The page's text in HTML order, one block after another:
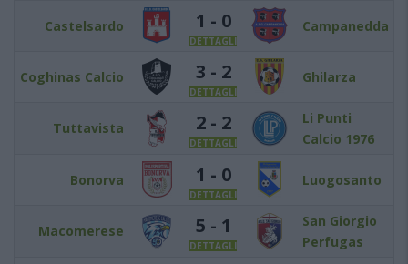
Castelsardo 1 - 0
DETTAGLI
Campanedda
Coghinas Calcio 3 - 2
DETTAGLI
Ghilarza
Tuttavista 2 - 2
DETTAGLI
Li Punti
Calcio 1976
Bonorva 1 - 0
DETTAGLI
Luogosanto
Macomerese 5 - 1
DETTAGLI
San Giorgio
Perfugas